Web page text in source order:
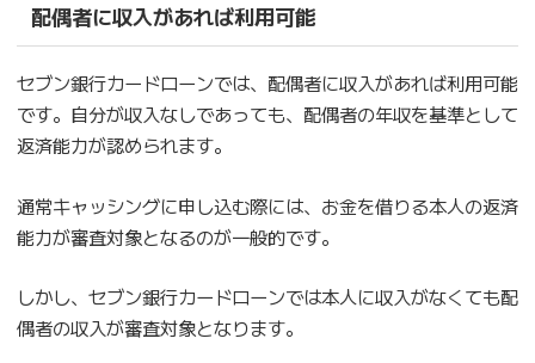
配偶者に収入があれば利用可能
セブン銀行カードローンでは、配偶者に収入があれば利用可能
です。自分が収入なしであっても、配偶者の年収を基準として
返済能力が認められます。
通常キャッシングに申し込む際には、お金を借りる本人の返済
能力が審査対象となるのが一般的です。
しかし、セブン銀行カードローンでは本人に収入がなくても配
偶者の収入が審査対象となります。